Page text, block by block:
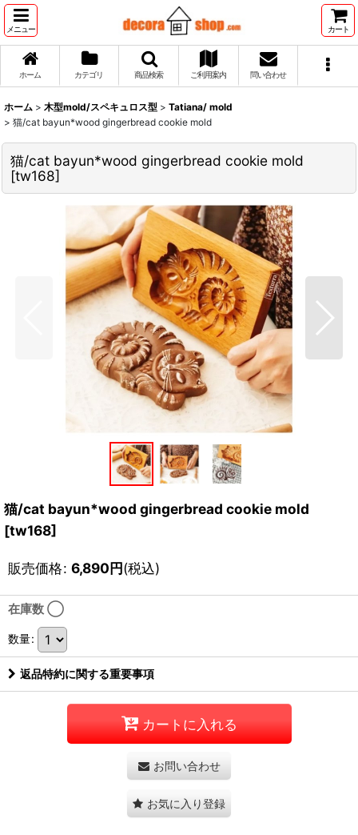
メニュー カート
ホーム カテゴリ 商品検索 ご利用案内 問い合わせ
ホーム > 木型mold/スペキュロス型 > Tatiana/ mold
> 猫/cat bayun*wood gingerbread cookie mold
猫/cat bayun*wood gingerbread cookie mold
[tw168]
猫/cat bayun*wood gingerbread cookie mold
[tw168]
販売価格: 6,890円(税込)
在庫数 ◯
数量:
返品特約に関する重要事項
カートに入れる
お問い合わせ
お気に入り登録